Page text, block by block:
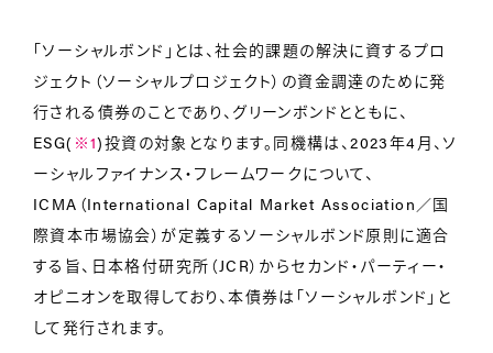
「ソーシャルボンド」とは、社会的課題の解決に資するプロ
ジェクト（ソーシャルプロジェクト）の資金調達のために発
行される債券のことであり、グリーンボンドとともに、
ESG( ※1)投資の対象となります。同機構は、2023年4月、ソ
ーシャルファイナンス・フレームワークについて、
ICMA（International Capital Market Association／国
際資本市場協会）が定義するソーシャルボンド原則に適合
する旨、日本格付研究所（JCR）からセカンド・パーティー・
オピニオンを取得しており、本債券は「ソーシャルボンド」と
して発行されます。